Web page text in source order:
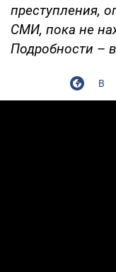
преступления,
СМИ, пока не
Подробности –